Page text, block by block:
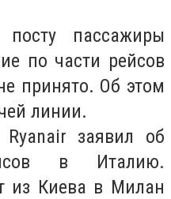
пассажиры
по части рейсов
принято. Об этом
линии.
Ryanair заявил об
в Италию.
из Киева в Милан